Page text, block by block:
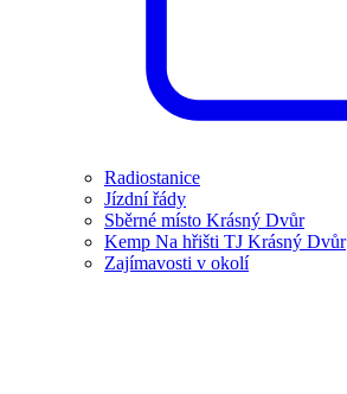
Radiostanice
Jízdní řády
Sběrné místo Krásný Dvůr
Kemp Na hřišti TJ Krásný Dvůr
Zajímavosti v okolí